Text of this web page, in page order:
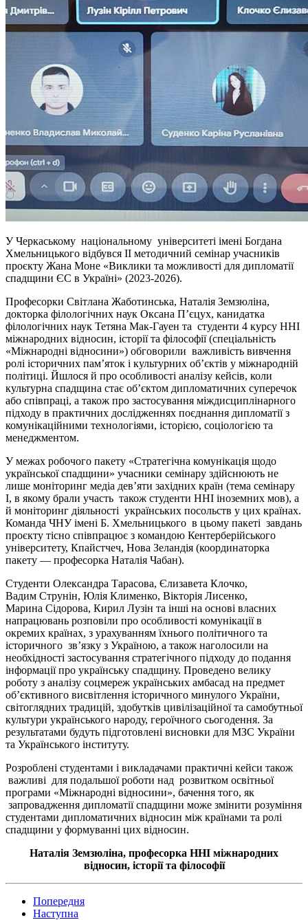
У Черкаському національному університеті імені Богдана
Хмельницького відбувся ІІ методичний семінар учасників
проєкту Жана Моне «Виклики та можливості для дипломатії
спадщини ЄС в Україні» (2023-2026).
Професорки Світлана Жаботинська, Наталія Земзюліна,
докторка філологічних наук Оксана П’єцух, канидатка
філологічних наук Тетяна Мак-Гауен та студенти 4 курсу ННІ
міжнародних відносин, історії та філософії (спеціальність
«Міжнародні відносини») обговорили важливість вивчення
ролі історичних пам’яток і культурних об’єктів у міжнародній
політиці. Йшлося й про особливості аналізу кейсів, коли
культурна спадщина стає об’єктом дипломатичних суперечок
або співпраці, а також про застосування міждисциплінарного
підходу в практичних дослідженнях поєднання дипломатії з
комунікаційними технологіями, історією, соціологією та
менеджментом.
У межах робочого пакету «Стратегічна комунікація щодо
української спадщини» учасники семінару здійснюють не
лише моніторинг медіа дев’яти західних країн (тема семінару
І, в якому брали участь також студенти ННІ іноземних мов), а
й моніторинг діяльності українських посольств у цих країнах.
Команда ЧНУ імені Б. Хмельницького в цьому пакеті завдань
проєкту тісно співпрацює з командою Кентерберійського
університету, Кпайстчеч, Нова Зеландія (координаторка
пакету — професорка Наталія Чабан).
Студенти Олександра Тарасова, Єлизавета Клочко,
Вадим Струнін, Юлія Клименко, Вікторія Лисенко,
Марина Сідорова, Кирил Лузін та інші на основі власних
напрацювань розповіли про особливості комунікації в
окремих країнах, з урахуванням їхнього політичного та
історичного зв’язку з Україною, а також наголосили на
необхідності застосування стратегічного підходу до подання
інформації про українську спадщину. Проведено велику
роботу з аналізу соцмереж українських амбасад на предмет
об’єктивного висвітлення історичного минулого України,
світоглядних традицій, здобутків цивілізаційної та самобутньої
культури українського народу, героїчного сьогодення. За
результатами будуть підготовлені висновки для МЗС України
та Українського інституту.
Розроблені студентами і викладачами практичні кейси також
важливі для подальшої роботи над розвитком освітньої
програми «Міжнародні відносини», бачення того, як
запровадження дипломатії спадщини може змінити розуміння
студентами дипломатичних відносин між країнами та ролі
спадщини у формуванні цих відносин.
Наталія Земзюліна, професорка ННІ міжнародних
відносин, історії та філософії
Попередня
Наступна